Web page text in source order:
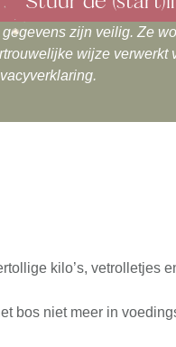
gegevens zijn veilig. Ze
wijze verwerkt
kilo’s, vetrolletjes
bos niet meer in